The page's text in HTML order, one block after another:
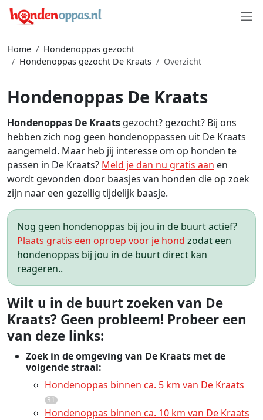
Home
Hondenoppas gezocht
Hondenoppas gezocht De Kraats
Overzicht
Hondenoppas De Kraats
Hondenoppas De Kraats gezocht? gezocht? Bij ons
hebben zich nog geen hondenoppassen uit De Kraats
aangemeld. Maar heb jij interesse om op honden te
passen in De Kraats? Meld je dan nu gratis aan en
wordt gevonden door baasjes van honden die op zoek
zijn naar een gezellig tijdelijk baasje.
Nog geen hondenoppas bij jou in de buurt actief?
Plaats gratis een oproep voor je hond zodat een
hondenoppas bij jou in de buurt direct kan
reageren..
Wilt u in de buurt zoeken van De
Kraats? Geen probleem! Probeer een
van deze links:
Zoek in de omgeving van De Kraats met de
volgende straal:
Hondenoppas binnen ca. 5 km van De Kraats
31
Hondenoppas binnen ca. 10 km van De Kraats